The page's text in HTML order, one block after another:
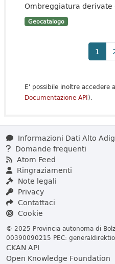
Ombreggiatura derivate
Geocatalogo
1
E' possibile inoltre accedere
Documentazione API).
Informazioni Dati Alto
Domande frequenti
Atom Feed
Ringraziamenti
Note legali
Privacy
Contattaci
Cookie
© 2025 Provincia autonoma di
00390090215 PEC:
CKAN API
Open Knowledge Foundation